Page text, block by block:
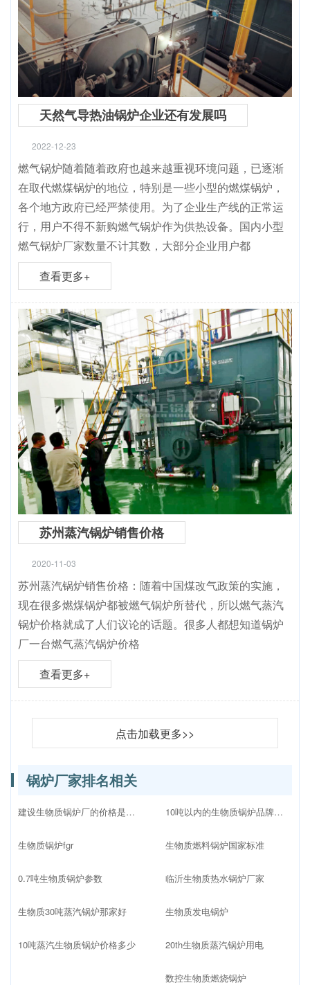
天然气导热油锅炉企业还有发展吗
2022-12-23
燃气锅炉随着随着政府也越来越重视环境问题，已逐渐
在取代燃煤锅炉的地位，特别是一些小型的燃煤锅炉，
各个地方政府已经严禁使用。为了企业生产线的正常运
行，用户不得不新购燃气锅炉作为供热设备。国内小型
燃气锅炉厂家数量不计其数，大部分企业用户都
查看更多+
苏州蒸汽锅炉销售价格
2020-11-03
苏州蒸汽锅炉销售价格：随着中国煤改气政策的实施，
现在很多燃煤锅炉都被燃气锅炉所替代，所以燃气蒸汽
锅炉价格就成了人们议论的话题。很多人都想知道锅炉
厂一台燃气蒸汽锅炉价格
查看更多+
点击加载更多>>
锅炉厂家排名相关
建设生物质锅炉厂的价格是多少
生物质锅炉fgr
0.7吨生物质锅炉参数
生物质30吨蒸汽锅炉那家好
10吨蒸汽生物质锅炉价格多少
10吨以内的生物质锅炉品牌十大排名
生物质燃料锅炉国家标准
临沂生物质热水锅炉厂家
生物质发电锅炉
20th生物质蒸汽锅炉用电
数控生物质燃烧锅炉